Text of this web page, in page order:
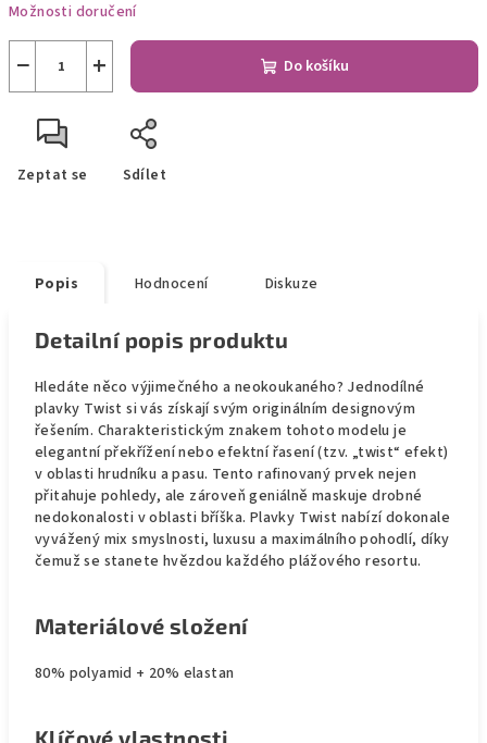
Možnosti doručení
+
− Do košíku
Zeptat se Sdílet
Popis Hodnocení Diskuze
Detailní popis produktu
Hledáte něco výjimečného a neokoukaného? Jednodílné
plavky Twist si vás získají svým originálním designovým
řešením. Charakteristickým znakem tohoto modelu je
elegantní překřížení nebo efektní řasení (tzv. „twist“ efekt)
v oblasti hrudníku a pasu. Tento rafinovaný prvek nejen
přitahuje pohledy, ale zároveň geniálně maskuje drobné
nedokonalosti v oblasti bříška. Plavky Twist nabízí dokonale
vyvážený mix smyslnosti, luxusu a maximálního pohodlí, díky
čemuž se stanete hvězdou každého plážového resortu.
Materiálové složení
80% polyamid + 20% elastan
Klíčové vlastnosti